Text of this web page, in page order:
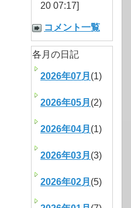
20 07:17]
コメント一覧
各月の日記
2026年07月 (1)
2026年05月 (2)
2026年04月 (1)
2026年03月 (3)
2026年02月 (5)